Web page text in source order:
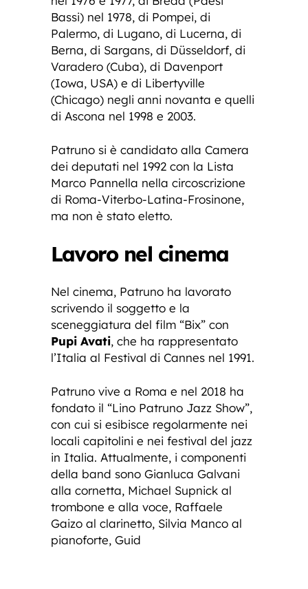
Bassi) nel 1978, di Pompei, di
Palermo, di Lugano, di Lucerna, di
Berna, di Sargans, di Düsseldorf, di
Varadero (Cuba), di Davenport
(Iowa, USA) e di Libertyville
(Chicago) negli anni novanta e quelli
di Ascona nel 1998 e 2003.
Patruno si è candidato alla Camera
dei deputati nel 1992 con la Lista
Marco Pannella nella circoscrizione
di Roma-Viterbo-Latina-Frosinone,
ma non è stato eletto.
Lavoro nel cinema
Nel cinema, Patruno ha lavorato
scrivendo il soggetto e la
sceneggiatura del film “Bix” con
Pupi Avati, che ha rappresentato
l’Italia al Festival di Cannes nel 1991.
Patruno vive a Roma e nel 2018 ha
fondato il “Lino Patruno Jazz Show”,
con cui si esibisce regolarmente nei
locali capitolini e nei festival del jazz
in Italia. Attualmente, i componenti
della band sono Gianluca Galvani
alla cornetta, Michael Supnick al
trombone e alla voce, Raffaele
Gaizo al clarinetto, Silvia Manco al
pianoforte, Guid